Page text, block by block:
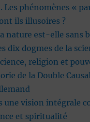
Les phénomènes «
ils illusoires ?
nature est-elle sans
dix dogmes de la
religion et
de la Double
une vision intégrale
et spiritualité